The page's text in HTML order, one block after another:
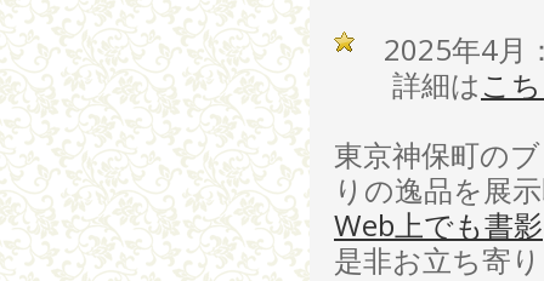
2025年4月
詳細はこ
東京神保町の
りの逸品を展
Web上でも書影
是非お立ち寄